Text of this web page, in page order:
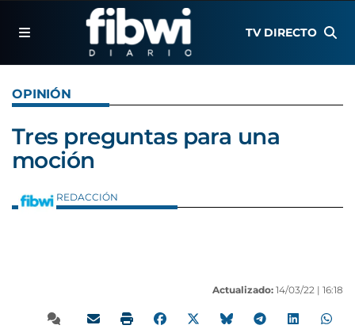
TV DIRECTO
OPINIÓN
Tres preguntas para una
moción
REDACCIÓN
Actualizado: 14/03/22 | 16:18